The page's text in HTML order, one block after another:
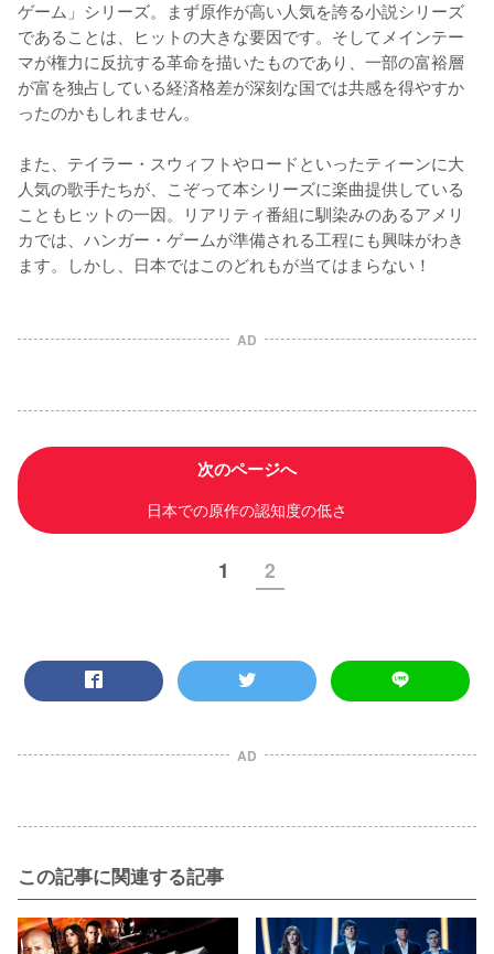
ゲーム」シリーズ。まず原作が高い人気を誇る小説シリーズ
であることは、ヒットの大きな要因です。そしてメインテー
マが権力に反抗する革命を描いたものであり、一部の富裕層
が富を独占している経済格差が深刻な国では共感を得やすか
ったのかもしれません。
また、テイラー・スウィフトやロードといったティーンに大
人気の歌手たちが、こぞって本シリーズに楽曲提供している
こともヒットの一因。リアリティ番組に馴染みのあるアメリ
カでは、ハンガー・ゲームが準備される工程にも興味がわき
ます。しかし、日本ではこのどれもが当てはまらない！
AD
次のページへ
日本での原作の認知度の低さ
1 2
AD
この記事に関連する記事